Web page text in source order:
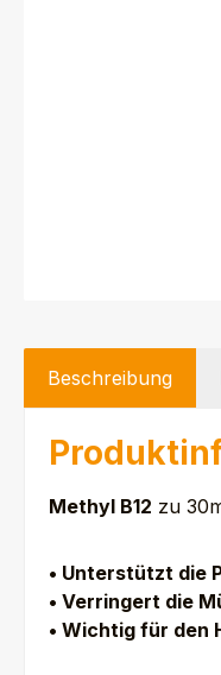
Beschreibung
Methyl B12 zu
• Unterstützt die
• Verringert die
• Wichtig für den